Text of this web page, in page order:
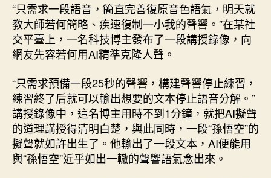
“只需求一段語音，簡直完善復原音色語氣，明天就
教大師若何簡略、疾速復制一小我的聲響。”在某社
交平臺上，一名科技博主發布了一段講授錄像，向
網友先容若何用AI精準克隆人聲。
“只需求預備一段25秒的聲響，構建聲響停止練習，
練習終了后就可以輸出想要的文本停止語音分解。”
講授錄像中，這名博主用時不到1分鐘，就把AI擬聲
的道理講授得清明白楚，與此同時，一段“孫悟空”的
擬聲就如許出生了。他輸出了一段文本，AI便能用
與“孫悟空”近乎如出一轍的聲響語氣念出來。